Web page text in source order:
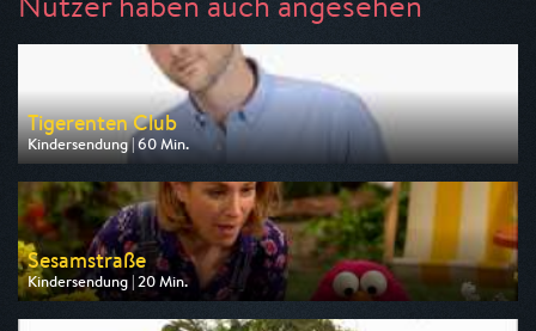
Tigerenten Club
Kindersendung | 60 Min.
Ausgestrahlt von ARD
am 09.08.2026, 06:10
Sesamstraße
Kindersendung | 20 Min.
Ausgestrahlt von KiKA
am 10.08.2026, 07:45